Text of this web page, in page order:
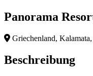
Panorama
Griechenland,
Beschreibung